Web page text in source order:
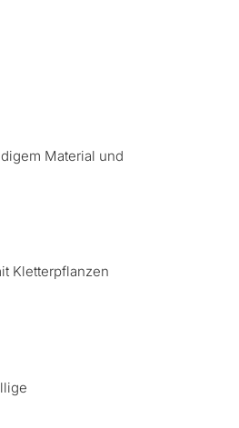
Material und
Kletterpflanzen